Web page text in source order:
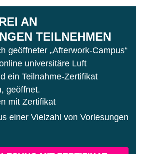
AN
TEILNEHMEN
geöffneter „Afterwork-Campus“
universitäre Luft
ein Teilnahme-Zertifikat
geöffnet.
mit Zertifikat
einer Vielzahl von Vorlesungen